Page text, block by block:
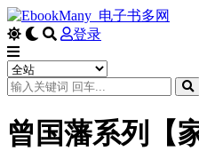
登录
曾国藩系列【